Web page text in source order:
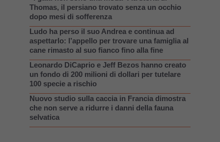
Thomas, il persiano trovato senza un occhio
dopo mesi di sofferenza
Ludo ha perso il suo Andrea e continua ad
aspettarlo: l’appello per trovare una famiglia al
cane rimasto al suo fianco fino alla fine
Leonardo DiCaprio e Jeff Bezos hanno creato
un fondo di 200 milioni di dollari per tutelare
100 specie a rischio
Nuovo studio sulla caccia in Francia dimostra
che non serve a ridurre i danni della fauna
selvatica